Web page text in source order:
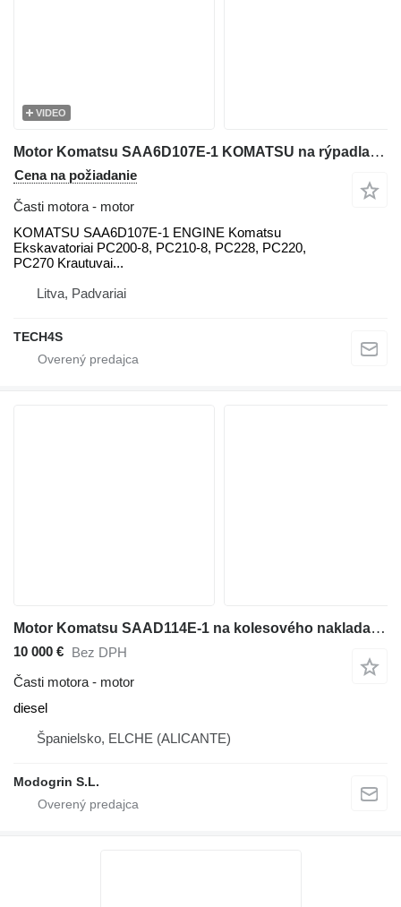
VIDEO
Motor Komatsu SAA6D107E-1 KOMATSU na rýpadla Komatsu PC200-8, PC210-8, PC228, PC220, PC270, WA200, WA250, WA270, WA320, WA380
Cena na požiadanie
Časti motora - motor
KOMATSU SAA6D107E-1 ENGINE Komatsu
Ekskavatoriai PC200-8, PC210-8, PC228, PC220,
PC270 Krautuvai...
Litva, Padvariai
TECH4S
Motor Komatsu SAAD114E-1 na kolesového nakladača Komatsu WA320
10 000 € Bez DPH
Časti motora - motor
diesel
Španielsko, ELCHE (ALICANTE)
Modogrin S.L.